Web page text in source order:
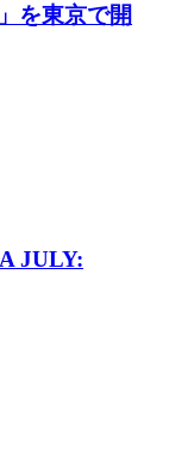
を東京で開
JULY: